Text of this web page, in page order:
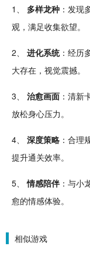
1、 多样龙种 ：发现
观，满足收集欲望。
2、 进化系统：经历
大存在，视觉震撼。
3、 治愈画面 ： 清新
放松身心压力。
4、 深度策略 ：合理
提升通关效率。
5、情感陪伴：与小
愈的情感体验。
相似游戏